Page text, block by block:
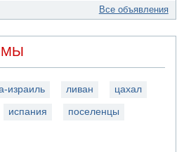
Все объявления
израиль ливан цахал
испания поселенцы